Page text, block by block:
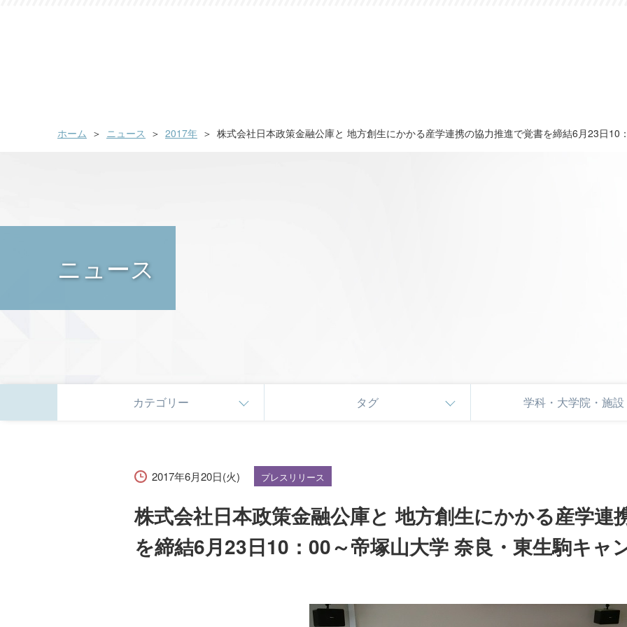
ホーム ニュース 2017年 株式会社日本政策金融公庫と 地方創生にかかる産学連携の協力推進で覚書を締結6月23日
ニュース
カテゴリー タグ 学科・大学院・施設
2017年6月20日(火) プレスリリース
株式会社日本政策金融公庫と 地方創生にかかる産学連
を締結6月23日10：00～帝塚山大学 奈良・東生駒キャ